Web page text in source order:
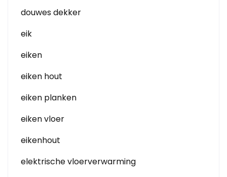
douwes dekker
eik
eiken
eiken hout
eiken planken
eiken vloer
eikenhout
elektrische vloerverwarming